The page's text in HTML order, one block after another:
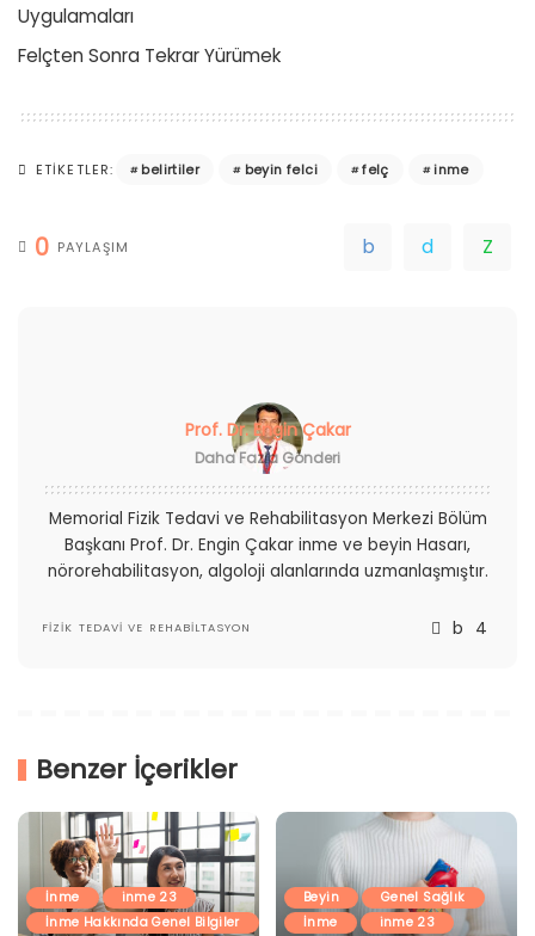
Uygulamaları
Felçten Sonra Tekrar Yürümek
ETIKETLER: belirtiler beyin felci felç inme
0 PAYLAŞIM
Prof. Dr. Engin Çakar
Daha Fazla Gönderi
Memorial Fizik Tedavi ve Rehabilitasyon Merkezi Bölüm
Başkanı Prof. Dr. Engin Çakar inme ve beyin Hasarı,
nörorehabilitasyon, algoloji alanlarında uzmanlaşmıştır.
FIZIK TEDAVI VE REHABILTASYON
Benzer İçerikler
İnme
inme 23
İnme Hakkında Genel Bilgiler
Beyin
Genel Sağlık
İnme
inme 23